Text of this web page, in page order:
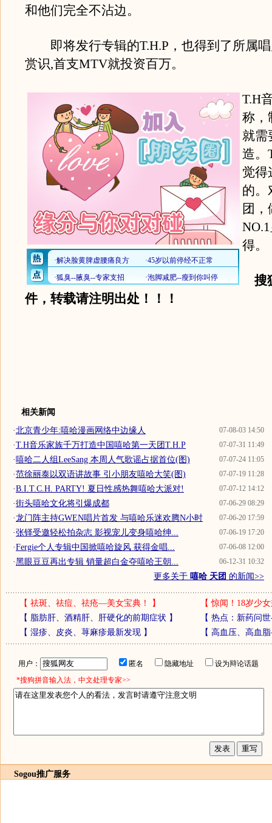
和他们完全不沾边。
即将发行专辑的T.H.P，也得到了所属唱
赏识,首支MTV就投资百万。
T.H
称，
就需
造。
觉得
的。
团
得。
搜
件，转载请注明出处！！！
相关新闻
07-08-03 14:50
·北京青少年:嘻哈漫画网络中边缘人
07-07-31 11:49
·T.H音乐家族千万打造中国嘻哈第一天团T.H.P
07-07-24 11:05
·嘻哈二人组LeeSang 本周人气歌谣占据首位(图)
07-07-19 11:28
·范徐丽泰以双语讲故事 引小朋友嘻哈大笑(图)
07-07-12 14:12
·B.I.T.C.H. PARTY! 夏日性感热舞嘻哈大派对!
07-06-29 08:29
·街头嘻哈文化将引爆成都
07-06-20 17:59
·龙门阵主持GWEN唱片首发 与嘻哈乐迷欢腾N小时
07-06-19 17:20
·张铎受邀轻松拍杂志 影视宠儿变身嘻哈绅...
07-06-08 12:00
·Fergie个人专辑中国掀嘻哈旋风 获得金唱...
06-12-31 10:32
·黑眼豆豆再出专辑 销量超白金夺嘻哈王朝...
更多关于 嘻哈 天团 的新闻>>
【 祛斑、祛痘、祛疮—美女宝典！ 】 【惊闻！18岁少
【 脂肪肝、酒精肝、肝硬化的前期症状 】 【 热点：新药问
【 湿疹、皮炎、荨麻疹最新发现】 【 高血压、高血
用户： 匿名 隐藏地址
设为辩论话题
*搜狗拼音输入法，中文处理专家>>
Sogou推广服务